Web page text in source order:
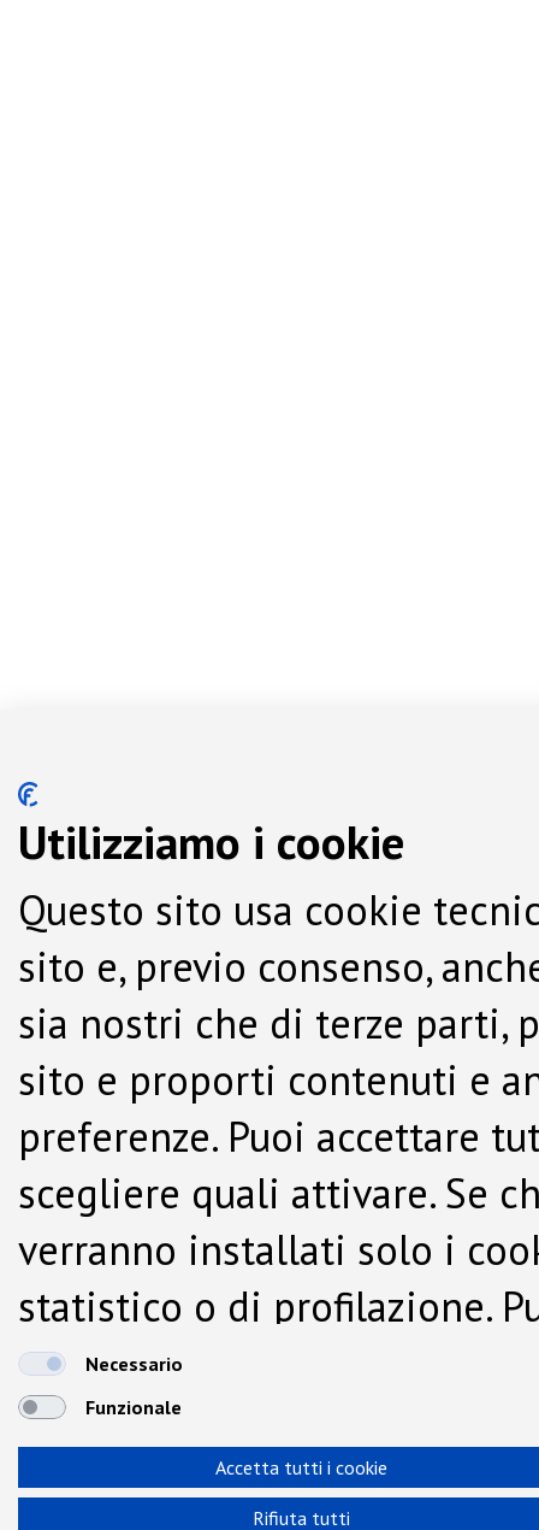
Utilizziamo i cookie
Questo sito usa cookie
sito e, previo consenso,
sia nostri che di terze parti,
sito e proporti contenuti e
preferenze. Puoi accettare
scegliere quali attivare. Se
verranno installati solo i
statistico o di profilazione.
dalla Cookie Policy.
Necessario
Funzionale
Accetta tutti i cookie
Rifiuta tutti